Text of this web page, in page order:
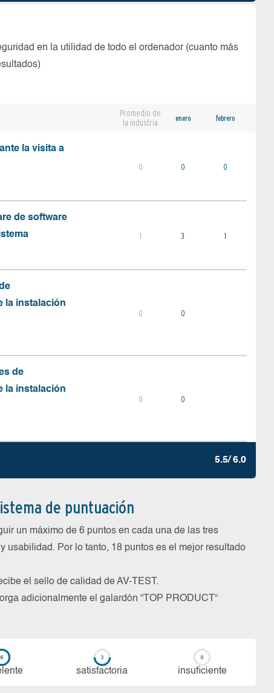
en la utilidad de todo el ordenador (cuanto más
Promedio de
la industria
enero febrero
la visita a
0 0 0
de software
1 3 1
la instalación
0 0
de
la instalación
0 0
5.5/ 6.0
de puntuación
un máximo de 6 puntos en cada una de las tres
usabilidad. Por lo tanto, 18 puntos es el mejor resultado
el sello de calidad de AV-TEST.
adicionalmente el galardón “TOP PRODUCT“
sa­tis­fac­to­ria in­su­fi­cien­te